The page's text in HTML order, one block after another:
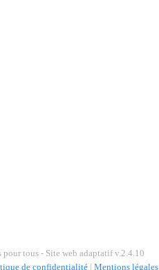
tous - Site web adaptatif v.2.4.10
de confidentialité Mentions légales